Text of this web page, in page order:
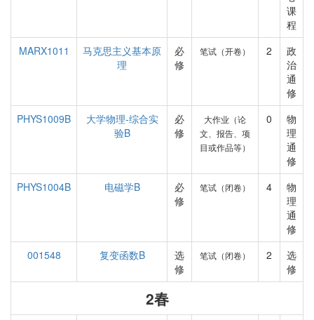
课
程
MARX1011
马克思主义基本原
理
必
修
笔试（开卷） 2
政
治
通
修
PHYS1009B
大学物理-综合实
验B
必
修
大作业（论
文、报告、项
目或作品等）
0
物
理
通
修
PHYS1004B
电磁学B
必
修
笔试（闭卷） 4
物
理
通
修
001548
复变函数B
选
修
笔试（闭卷） 2
选
修
2春